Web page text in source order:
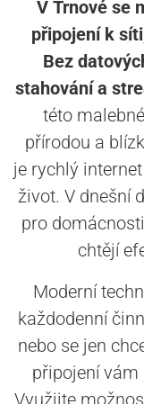
V Trnové se
připojení k
Bez
stahování a
této
přírodou a
je rychlý
život. V dnešní
pro
chtějí
Moderní
každodenní
nebo se jen
připojení